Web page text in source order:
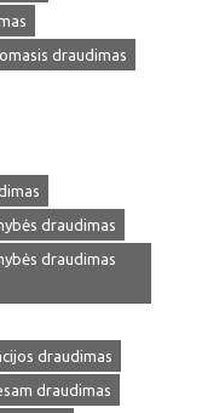
draudimas
draudimas
draudimas
draudimas
draudimas